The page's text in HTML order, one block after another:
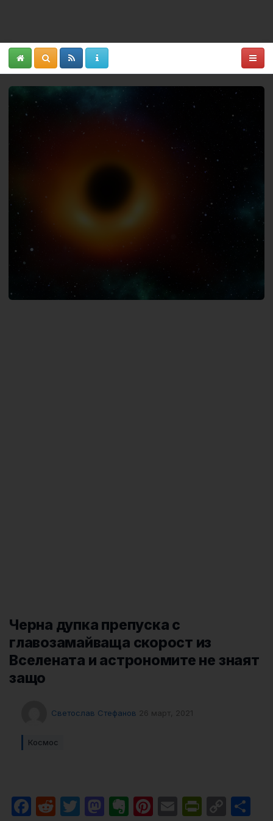
Черна дупка препуска с
главозамайваща скорост из
Вселената и астрономите не знаят
защо
Светослав Стефанов 26 март, 2021
Космос
Facebook
RedditTwitter
Mastodon
Evernote
Pinterest
Email